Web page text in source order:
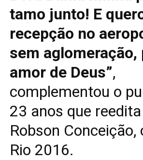
tamo junto! E
recepção no
sem aglomeração,
amor de Deus”,
complementou o
23 anos que
Robson Conceição,
Rio 2016.